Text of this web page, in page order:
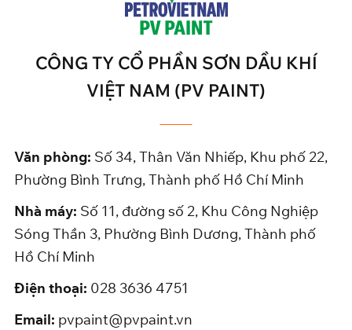
CÔNG TY CỔ PHẦN SƠN DẦU KHÍ
VIỆT NAM (PV PAINT)
Văn phòng: Số 34, Thân Văn Nhiếp, Khu phố 22,
Phường Bình Trưng, Thành phố Hồ Chí Minh
Nhà máy: Số 11, đường số 2, Khu Công Nghiệp
Sóng Thần 3, Phường Bình Dương, Thành phố
Hồ Chí Minh
Điện thoại: 028 3636 4751
Email: pvpaint@pvpaint.vn